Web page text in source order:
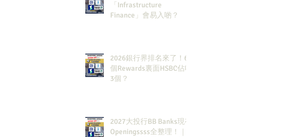
「Infrastructure
Finance」會易入啲？
2026銀行界排名來了！6
個Rewards裏面HSBC佔咗
3個？
2027大投行BB Banks現有
Openingssss全整理！｜